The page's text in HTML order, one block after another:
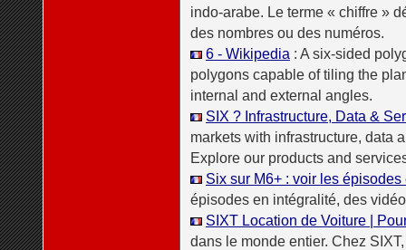
indo-arabe. Le terme « chiffre »
des nombres ou des numéros.
6 - Wikipedia : A six-sided
polygons capable of tiling the
internal and external angles.
SIX ? Infrastructure, Data &
markets with infrastructure, data
Explore our products and
Six sur M6+ : voir les épisodes
épisodes en intégralité, des
SIXT Location de Voiture |
dans le monde entier. Chez